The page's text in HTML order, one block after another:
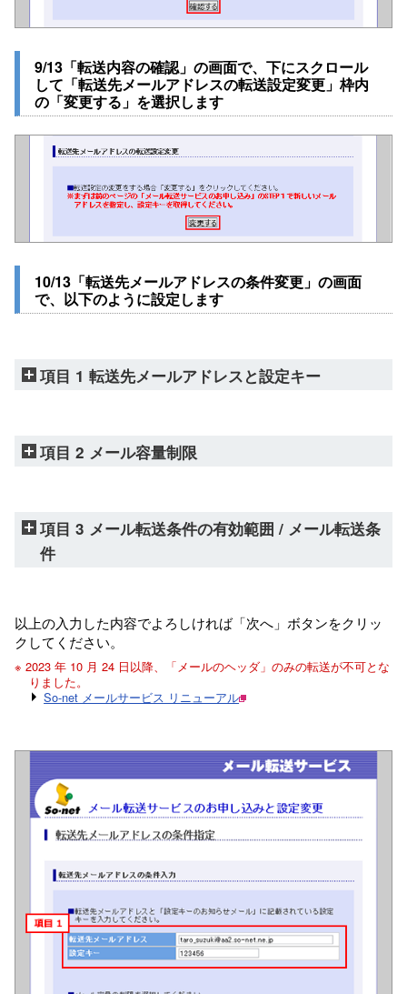
9/13「転送内容の確認」の画面で、下にスクロール
して「転送先メールアドレスの転送設定変更」枠内
の「変更する」を選択します
10/13「転送先メールアドレスの条件変更」の画面
で、以下のように設定します
項目 1 転送先メールアドレスと設定キー
項目 2 メール容量制限
項目 3 メール転送条件の有効範囲 / メール転送条
件
以上の入力した内容でよろしければ「次へ」ボタンをクリッ
クしてください。
※ 2023 年 10 月 24 日以降、「メールのヘッダ」のみの転送が不可とな
りました。
So-net メールサービス リニューアル